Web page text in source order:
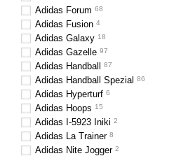
Adidas Forum 68
Adidas Fusion 4
Adidas Galaxy 18
Adidas Gazelle 97
Adidas Handball 87
Adidas Handball Spezial 86
Adidas Hyperturf 6
Adidas Hoops 15
Adidas I-5923 Iniki 2
Adidas La Trainer 8
Adidas Nite Jogger 2